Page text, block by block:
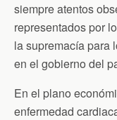
siempre atentos
representados por
la supremacía para
en el gobierno del
En el plano
enfermedad